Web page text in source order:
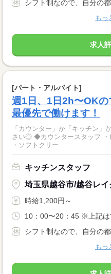
シフト制なので、自分の
もっ
求人
[パート・アルバイト]
週1日、1日2h〜OK
最優先で働けます！
「カウンター」か「キッチン」
さい◎ ◆カウンタースタッフ ・レジでの接客、注文 ・ドリンク作り
・ソフトクリー...
キッチンスタッフ
埼玉県越谷市/越谷レイ
時給1,200円～
10：00〜20：45 ※上記は
シフト制なので、自分の
もっ